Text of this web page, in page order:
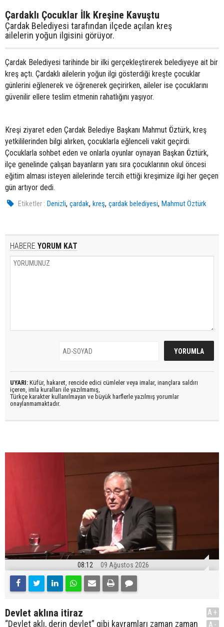
Çardaklı Çocuklar İlk Kreşine Kavuştu
Çardak Belediyesi tarafından ilçede açılan kreş
ailelerin yoğun ilgisini görüyor.
Çardak Belediyesi tarihinde bir ilki gerçekleştirerek belediyeye ait bir
kreş açtı. Çardaklı ailelerin yoğun ilgi gösterdiği kreşte çocuklar
günlerini eğlenerek ve öğrenerek geçirirken, aileler ise çocuklarını
güvenilir ellere teslim etmenin rahatlığını yaşıyor.
Kreşi ziyaret eden Çardak Belediye Başkanı Mahmut Öztürk, kreş
yetkililerinden bilgi alırken, çocuklarla eğlenceli vakit geçirdi.
Çocuklarla sohbet eden ve onlarla oyunlar oynayan Başkan Öztürk,
ilçe genelinde çalışan bayanların yanı sıra çocuklarının okul öncesi
eğitim alması isteyen ailelerinde tercih ettiği kreşimize ilgi her geçen
gün artıyor dedi.
Etiketler : Denizli,çardak,kreş,çardak belediyesi,Mahmut Öztürk
HABERE YORUM KAT
UYARI: Küfür, hakaret, rencide edici cümleler veya imalar, inançlara saldırı
içeren, imla kuralları ile yazılmamış,
Türkçe karakter kullanılmayan ve büyük harflerle yazılmış yorumlar
onaylanmamaktadır.
08:12 09 Ağustos 2026
Devlet aklına itiraz
“Devlet aklı, derin devlet” gibi kavramları zaman zaman
A+
A-